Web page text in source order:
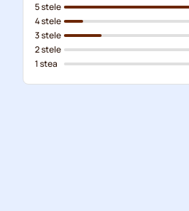
5 stele
4 stele
3 stele
2 stele
1 stea